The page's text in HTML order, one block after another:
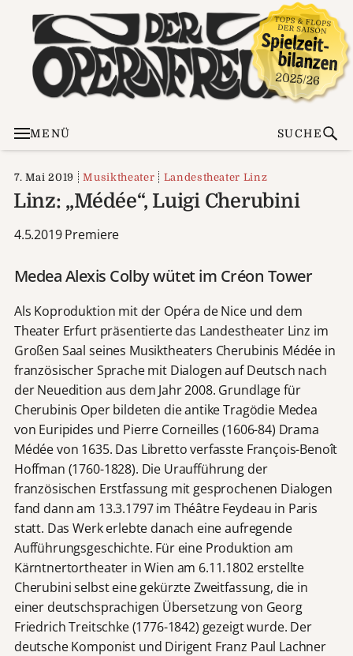
MENÜ SUCHE
7. Mai 2019 Musiktheater Landestheater Linz
Linz: „Médée“, Luigi Cherubini
4.5.2019 Premiere
Medea Alexis Colby wütet im Créon Tower
Als Koproduktion mit der Opéra de Nice und dem
Theater Erfurt präsentierte das Landestheater Linz im
Großen Saal seines Musiktheaters Cherubinis Médée in
französischer Sprache mit Dialogen auf Deutsch nach
der Neuedition aus dem Jahr 2008. Grundlage für
Cherubinis Oper bildeten die antike Tragödie Medea
von Euripides und Pierre Corneilles (1606-84) Drama
Médée von 1635. Das Libretto verfasste François-Benoît
Hoffman (1760-1828). Die Uraufführung der
französischen Erstfassung mit gesprochenen Dialogen
fand dann am 13.3.1797 im Théâtre Feydeau in Paris
statt. Das Werk erlebte danach eine aufregende
Aufführungsgeschichte. Für eine Produktion am
Kärntnertortheater in Wien am 6.11.1802 erstellte
Cherubini selbst eine gekürzte Zweitfassung, die in
einer deutschsprachigen Übersetzung von Georg
Friedrich Treitschke (1776-1842) gezeigt wurde. Der
deutsche Komponist und Dirigent Franz Paul Lachner